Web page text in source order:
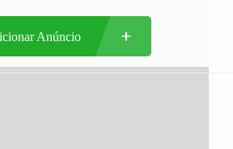
Anúncio